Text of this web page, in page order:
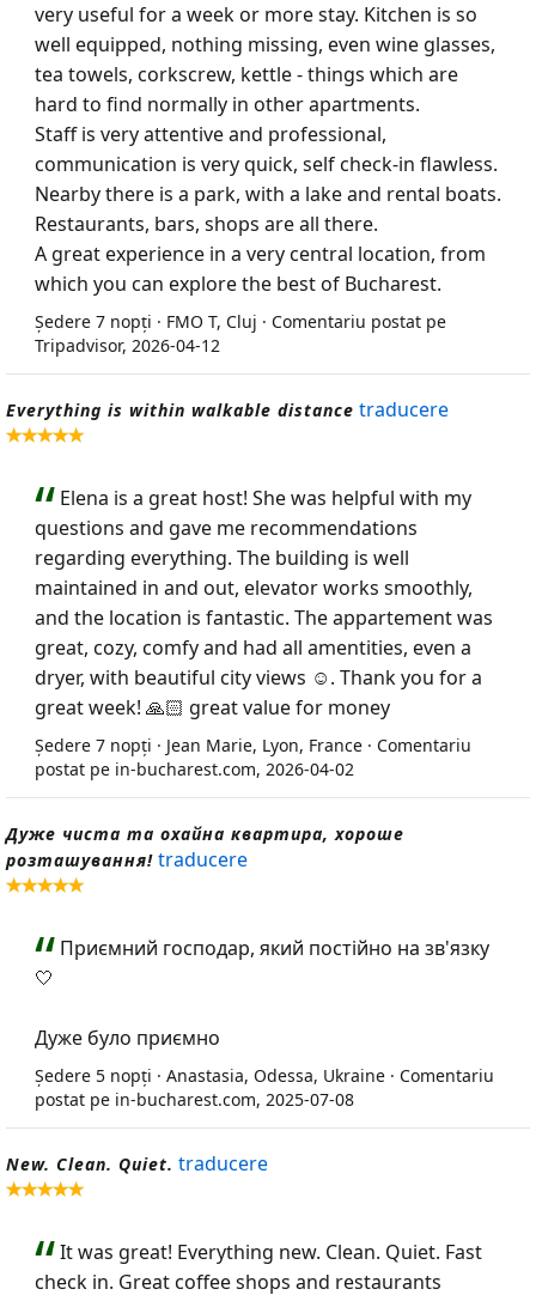
very useful for a week or more stay. Kitchen is so
well equipped, nothing missing, even wine glasses,
tea towels, corkscrew, kettle - things which are
hard to find normally in other apartments.
Staff is very attentive and professional,
communication is very quick, self check-in flawless.
Nearby there is a park, with a lake and rental boats.
Restaurants, bars, shops are all there.
A great experience in a very central location, from
which you can explore the best of Bucharest.
Ședere 7 nopți · FMO T, Cluj · Comentariu postat pe
Tripadvisor, 2026-04-12
Everything is within walkable distance traducere
Elena is a great host! She was helpful with my
questions and gave me recommendations
regarding everything. The building is well
maintained in and out, elevator works smoothly,
and the location is fantastic. The appartement was
great, cozy, comfy and had all amentities, even a
dryer, with beautiful city views ☺️. Thank you for a
great week! 🙏🏻 great value for money
Ședere 7 nopți · Jean Marie, Lyon, France · Comentariu
postat pe in-bucharest.com, 2026-04-02
Дуже чиста та охайна квартира, хороше
розташування! traducere
Приємний господар, який постійно на зв'язку
🤍
Дуже було приємно
Ședere 5 nopți · Anastasia, Odessa, Ukraine · Comentariu
postat pe in-bucharest.com, 2025-07-08
New. Clean. Quiet. traducere
It was great! Everything new. Clean. Quiet. Fast
check in. Great coffee shops and restaurants